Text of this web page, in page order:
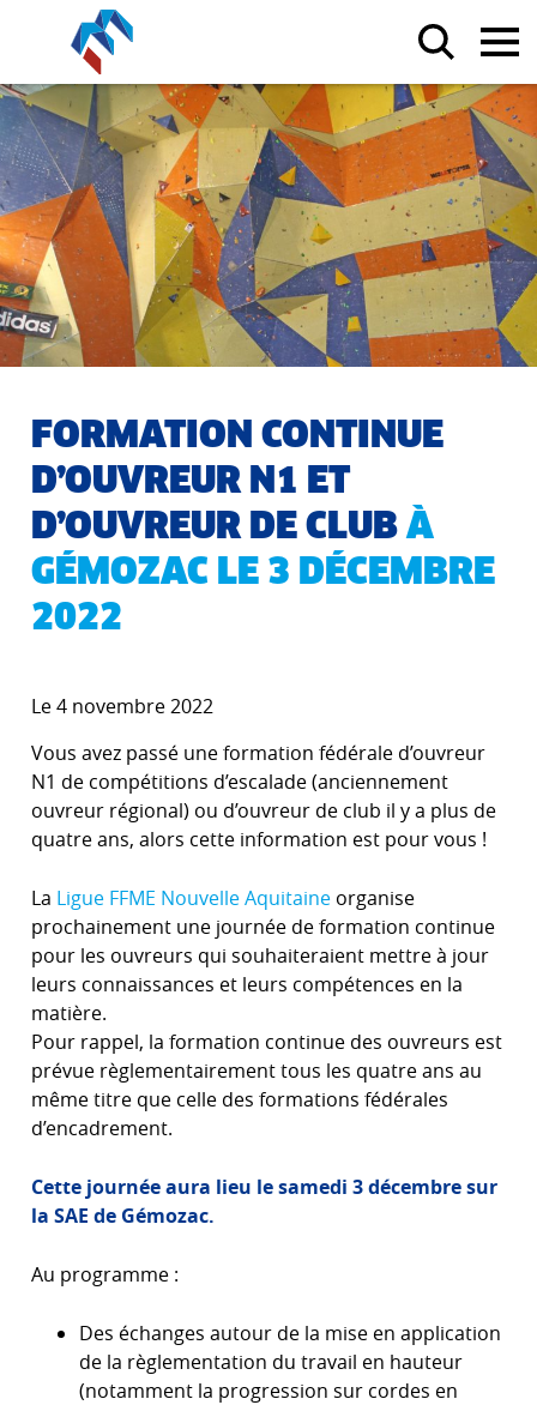
FORMATION CONTINUE
D’OUVREUR N1 ET
D’OUVREUR DE CLUBÀ
GÉMOZAC LE 3 DÉCEMBRE
2022
Le 4 novembre 2022
Vous avez passé une formation fédérale d’ouvreur
N1 de compétitions d’escalade (anciennement
ouvreur régional) ou d’ouvreur de club il y a plus de
quatre ans, alors cette information est pour vous !
La Ligue FFME Nouvelle Aquitaine organise
prochainement une journée de formation continue
pour les ouvreurs qui souhaiteraient mettre à jour
leurs connaissances et leurs compétences en la
matière.
Pour rappel, la formation continue des ouvreurs est
prévue règlementairement tous les quatre ans au
même titre que celle des formations fédérales
d’encadrement.
Cette journée aura lieu le samedi 3 décembre sur
la SAE de Gémozac.
Au programme :
Des échanges autour de la mise en application
de la règlementation du travail en hauteur
(notamment la progression sur cordes en